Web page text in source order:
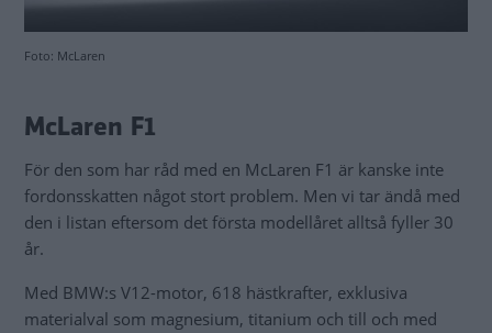
Foto: McLaren
McLaren F1
För den som har råd med en McLaren F1 är kanske inte
fordonsskatten något stort problem. Men vi tar ändå med
den i listan eftersom det första modellåret alltså fyller 30
år.
Med BMW:s V12-motor, 618 hästkrafter, exklusiva
materialval som magnesium, titanium och till och med